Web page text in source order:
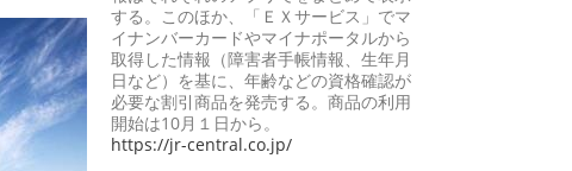
する。このほか、「ＥＸサービス」でマ
イナンバーカードやマイナポータルから
取得した情報（障害者手帳情報、生年月
日など）を基に、年齢などの資格確認が
必要な割引商品を発売する。商品の利用
開始は10月１日から。
https://jr-central.co.jp/